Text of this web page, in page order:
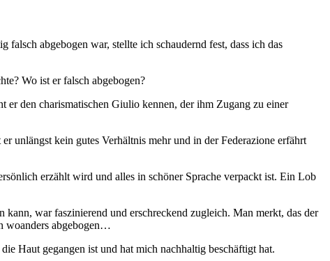
abgebogen war, stellte ich schaudernd fest, dass ich das
Wo ist er falsch abgebogen?
er den charismatischen Giulio kennen, der ihm Zugang zu einer
unlängst kein gutes Verhältnis mehr und in der Federazione erfährt
erzählt wird und alles in schöner Sprache verpackt ist. Ein Lob
war faszinierend und erschreckend zugleich. Man merkt, das der
woanders abgebogen…
Haut gegangen ist und hat mich nachhaltig beschäftigt hat.